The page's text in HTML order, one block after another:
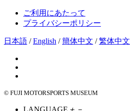
ご利用にあたって
プライバシーポリシー
日本語 /English /簡体中文 /繁体中文
© FUJI MOTORSPORTS MUSEUM